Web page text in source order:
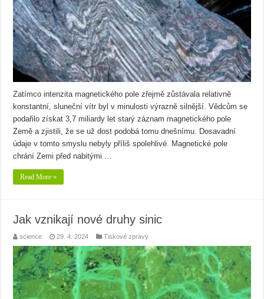
Zatímco intenzita magnetického pole zřejmě zůstávala relativně
konstantní, sluneční vítr byl v minulosti výrazně silnější. Vědcům se
podařilo získat 3,7 miliardy let starý záznam magnetického pole
Země a zjistili, že se už dost podobá tomu dnešnímu. Dosavadní
údaje v tomto smyslu nebyly příliš spolehlivé. Magnetické pole
chrání Zemi před nabitými …
Read More »
Jak vznikají nové druhy sinic
science 29. 4. 2024 Tiskové zprávy